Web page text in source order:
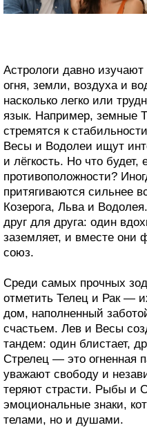
Астрологи давно
огня, земли, воздуха и
насколько легко или
язык. Например, земные
стремятся к
Весы и Водолеи ищут
и лёгкость. Но что будет,
противоположности?
притягиваются сильнее
Козерога, Льва и
друг для друга: один
заземляет, и вместе
союз.
Среди самых прочных
отметить Телец и Рак —
дом, наполненный
счастьем. Лев и Весы
тандем: один блистает,
Стрелец — это огненная
уважают свободу и
теряют страсти. Рыбы и
эмоциональные знаки,
телами, но и душами.